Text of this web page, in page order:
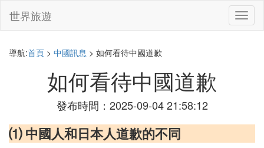
切
換
世界旅遊
導航:首頁 > 中國訊息 > 如何看待中國道歉
如何看待中國道歉
發布時間：2025-09-04 21:58:12
⑴ 中國人和日本人道歉的不同